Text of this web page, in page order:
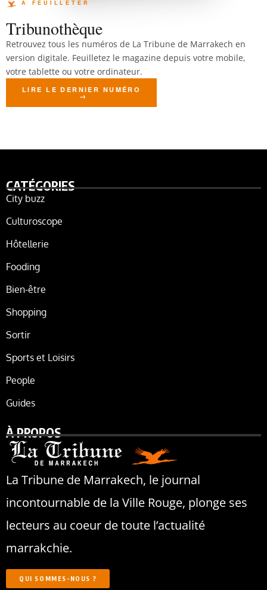
Tribunothèque
Retrouvez tous les numéros de La Tribune de Marrakech en
version digitale. Feuilletez le magazine depuis votre mobile,
votre tablette ou votre ordinateur.
LIRE LE DERNIER NUMÉRO
CATÉGORIES
City buzz
Culturoscope
Hôtellerie
Fooding
Bien-être
Shopping
Sortir
Sports et Loisirs
People
Guides
À PROPOS
La Tribune de Marrakech, le journal
incontournable de la Ville Rouge, plonge ses
lecteurs au coeur de toute l’actualité
marrakchie.
QUI SOMMES-NOUS ?